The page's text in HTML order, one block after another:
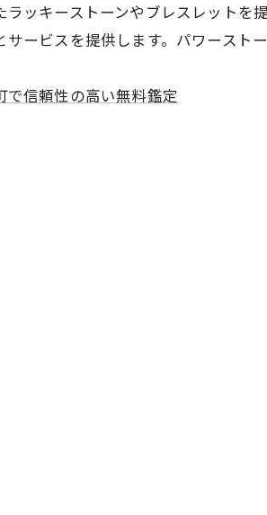
ラッキーストーンやブレスレットを
サービスを提供します。パワースト
で信頼性の高い無料鑑定